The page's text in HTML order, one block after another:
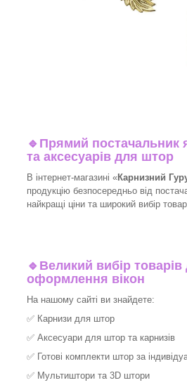
🔹 Прямий постачальник
та аксесуарів для штор
В інтернет-магазині «Карнизний
продукцію безпосередньо від
найкращі ціни та широкий вибір
🔹 Великий вибір товарів
оформлення вікон
На нашому сайті ви знайдете:
✅ Карнизи для штор
✅ Аксесуари для штор та карнизів
✅ Готові комплекти штор за
✅ Мультиштори та 3D штори